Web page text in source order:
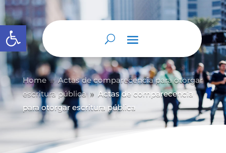
Abrir barra de herramientas
Home 9 Actas de comparecencia para otorgar
escritura pública
9 Actas de comparecencia
para otorgar escritura pública